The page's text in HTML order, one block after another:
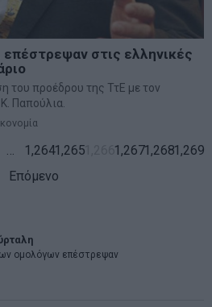
στις ελληνικές
του προέδρου της ΤτΕ με τον
Παπούλια.
… 1,2641,2651,266 1,2671,2681,269
Επόμενο
ομολόγων επέστρεψαν